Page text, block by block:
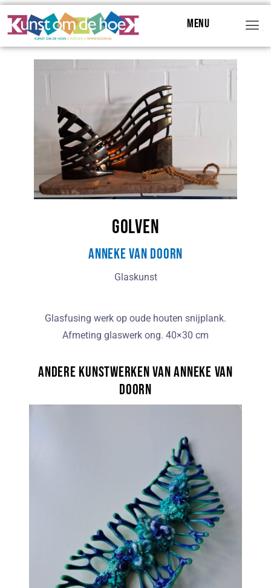
Menu
Golven
Anneke van Doorn
Glaskunst
Glasfusing werk op oude houten snijplank.
Afmeting glaswerk ong. 40×30 cm
Andere kunstwerken van Anneke van
Doorn